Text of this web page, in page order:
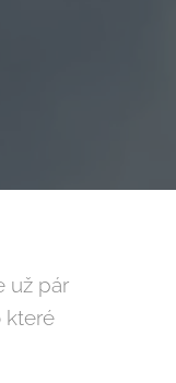
už pár
které